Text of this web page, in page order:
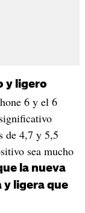
y ligero
6 y el 6
de 4,7 y 5,5
sea mucho
la nueva
y ligera que